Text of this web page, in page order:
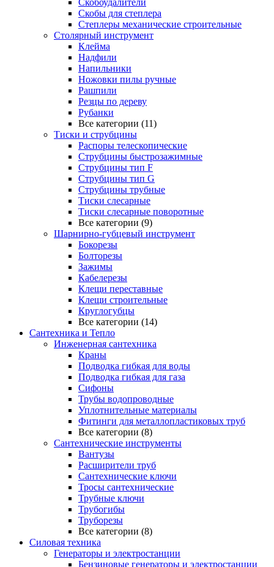
Скобоудалители
Скобы для степлера
Степлеры механические строительные
Столярный инструмент
Клейма
Надфили
Напильники
Ножовки пилы ручные
Рашпили
Резцы по дереву
Рубанки
Все категории (11)
Тиски и струбцины
Распоры телескопические
Струбцины быстрозажимные
Струбцины тип F
Струбцины тип G
Струбцины трубные
Тиски слесарные
Тиски слесарные поворотные
Все категории (9)
Шарнирно-губцевый инструмент
Бокорезы
Болторезы
Зажимы
Кабелерезы
Клещи переставные
Клещи строительные
Круглогубцы
Все категории (14)
Сантехника и Тепло
Инженерная сантехника
Краны
Подводка гибкая для воды
Подводка гибкая для газа
Сифоны
Трубы водопроводные
Уплотнительные материалы
Фитинги для металлопластиковых труб
Все категории (8)
Сантехнические инструменты
Вантузы
Расширители труб
Сантехнические ключи
Тросы сантехнические
Трубные ключи
Трубогибы
Труборезы
Все категории (8)
Силовая техника
Генераторы и электростанции
Бензиновые генераторы и электростанции